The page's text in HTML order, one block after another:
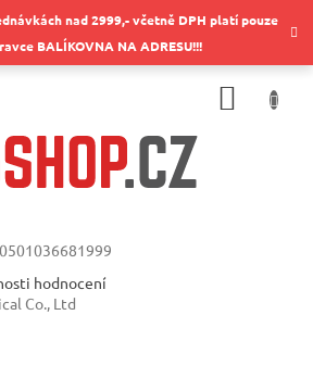
nad 2999,- včetně DPH platí pouze
BALÍKOVNA NA ADRESU!!!
0501036681999
hodnocení
Co., Ltd